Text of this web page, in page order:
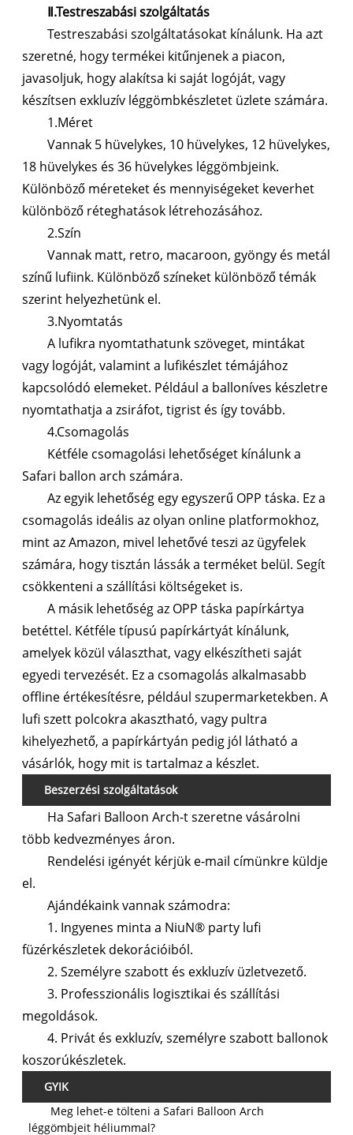
Ⅱ.Testreszabási szolgáltatás
Testreszabási szolgáltatásokat kínálunk. Ha azt
szeretné, hogy termékei kitűnjenek a piacon,
javasoljuk, hogy alakítsa ki saját logóját, vagy
készítsen exkluzív léggömbkészletet üzlete számára.
1.Méret
Vannak 5 hüvelykes, 10 hüvelykes, 12 hüvelykes,
18 hüvelykes és 36 hüvelykes léggömbjeink.
Különböző méreteket és mennyiségeket keverhet
különböző réteghatások létrehozásához.
2.Szín
Vannak matt, retro, macaroon, gyöngy és metál
színű lufiink. Különböző színeket különböző témák
szerint helyezhetünk el.
3.Nyomtatás
A lufikra nyomtathatunk szöveget, mintákat
vagy logóját, valamint a lufikészlet témájához
kapcsolódó elemeket. Például a balloníves készletre
nyomtathatja a zsiráfot, tigrist és így tovább.
4.Csomagolás
Kétféle csomagolási lehetőséget kínálunk a
Safari ballon arch számára.
Az egyik lehetőség egy egyszerű OPP táska. Ez a
csomagolás ideális az olyan online platformokhoz,
mint az Amazon, mivel lehetővé teszi az ügyfelek
számára, hogy tisztán lássák a terméket belül. Segít
csökkenteni a szállítási költségeket is.
A másik lehetőség az OPP táska papírkártya
betéttel. Kétféle típusú papírkártyát kínálunk,
amelyek közül választhat, vagy elkészítheti saját
egyedi tervezését. Ez a csomagolás alkalmasabb
offline értékesítésre, például szupermarketekben. A
lufi szett polcokra akasztható, vagy pultra
kihelyezhető, a papírkártyán pedig jól látható a
vásárlók, hogy mit is tartalmaz a készlet.
Beszerzési szolgáltatások
Ha Safari Balloon Arch-t szeretne vásárolni
több kedvezményes áron.
Rendelési igényét kérjük e-mail címünkre küldje
el.
Ajándékaink vannak számodra:
1. Ingyenes minta a NiuN® party lufi
füzérkészletek dekorációiból.
2. Személyre szabott és exkluzív üzletvezető.
3. Professzionális logisztikai és szállítási
megoldások.
4. Privát és exkluzív, személyre szabott ballonok
koszorúkészletek.
GYIK
Meg lehet-e tölteni a Safari Balloon Arch
léggömbjeit héliummal?